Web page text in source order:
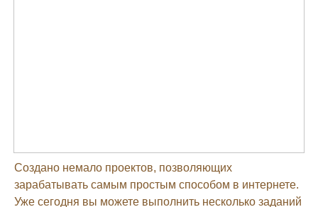
Создано немало проектов, позволяющих
зарабатывать самым простым способом в интернете.
Уже сегодня вы можете выполнить несколько заданий